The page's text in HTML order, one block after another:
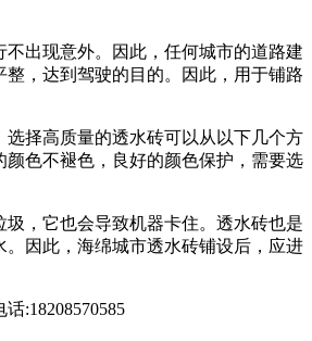
出现意外。因此，任何城市的道路建
，达到驾驶的目的。因此，用于铺路
择高质量的透水砖可以从以下几个方
色不褪色，良好的颜色保护，需要选
，它也会导致机器卡住。透水砖也是
因此，海绵城市透水砖铺设后，应进
:18208570585